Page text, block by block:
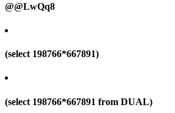
@@LwQq8
(select 198766*667891)
(select 198766*667891 from DUAL)